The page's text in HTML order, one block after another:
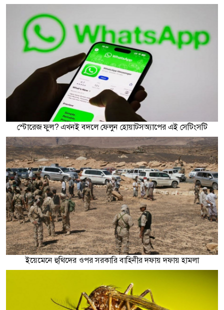
স্টোরেজ ফুল? এখনই বদলে ফেলুন হোয়াটসঅ্যাপের এই সেটিংসটি
ইয়েমেনে হুথিদের ওপর সরকারি বাহিনীর দফায় দফায় হামলা